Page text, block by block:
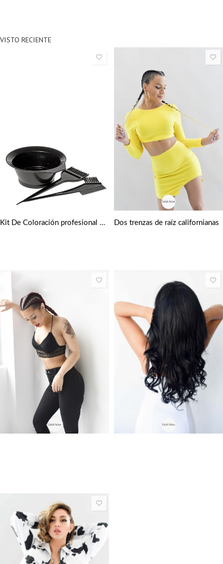
VISTO RECIENTE
Kit De Coloración profesional – Bol Y Brochas Para Teñir Dos trenzas de raíz californianas